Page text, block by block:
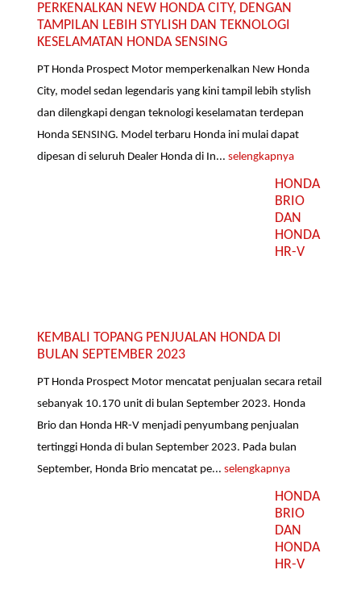
PERKENALKAN NEW HONDA CITY, DENGAN
TAMPILAN LEBIH STYLISH DAN TEKNOLOGI
KESELAMATAN HONDA SENSING
PT Honda Prospect Motor memperkenalkan New Honda
City, model sedan legendaris yang kini tampil lebih stylish
dan dilengkapi dengan teknologi keselamatan terdepan
Honda SENSING. Model terbaru Honda ini mulai dapat
dipesan di seluruh Dealer Honda di In...selengkapnya
HONDA
BRIO
DAN
HONDA
HR-V
KEMBALI TOPANG PENJUALAN HONDA DI
BULAN SEPTEMBER 2023
PT Honda Prospect Motor mencatat penjualan secara retail
sebanyak 10.170 unit di bulan September 2023. Honda
Brio dan Honda HR-V menjadi penyumbang penjualan
tertinggi Honda di bulan September 2023. Pada bulan
September, Honda Brio mencatat pe...selengkapnya
HONDA
BRIO
DAN
HONDA
HR-V